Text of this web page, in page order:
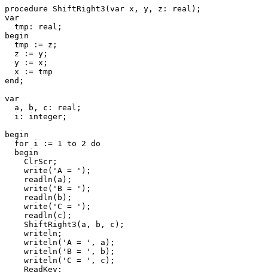
procedure ShiftRight3(var x, y, z: real);
var
  tmp: real;
begin
  tmp := z;
  z := y;
  y := x;
  x := tmp
end;
var
  a, b, c: real;
  i: integer;
begin
  for i := 1 to 2 do
  begin
    ClrScr;
    write('A = ');
    readln(a);
    write('B = ');
    readln(b);
    write('C = ');
    readln(c);
    ShiftRight3(a, b, c);
    writeln;
    writeln('A = ', a);
    writeln('B = ', b);
    writeln('C = ', c);
    ReadKey;